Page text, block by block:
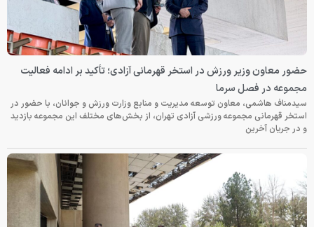
حضور معاون وزیر ورزش در استخر قهرمانی آزادی؛ تأکید بر ادامه فعالیت
مجموعه در فصل سرما
سیدمناف هاشمی، معاون توسعه مدیریت و منابع وزارت ورزش و جوانان، با حضور در
استخر قهرمانی مجموعه ورزشی آزادی تهران، از بخش‌های مختلف این مجموعه بازدید
و در جریان آخرین